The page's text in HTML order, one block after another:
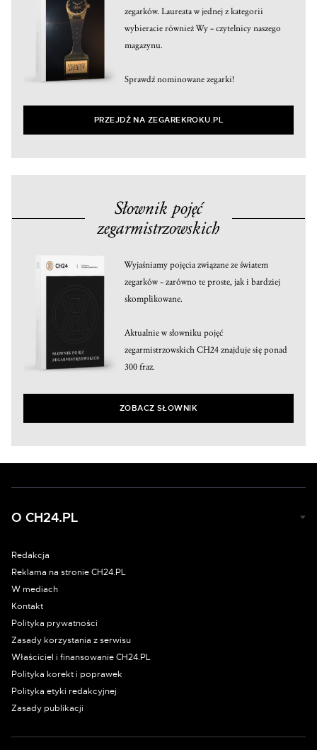
zegarków. Laureata w jednej z kategorii
wybieracie również Wy – czytelnicy naszego
magazynu.
Sprawdź nominowane zegarki!
PRZEJDŹ NA ZEGAREKROKU.PL
Słownik pojęć
zegarmistrzowskich
Wyjaśniamy pojęcia związane ze światem
zegarków – zarówno te proste, jak i bardziej
skomplikowane.
Aktualnie w słowniku pojęć
zegarmistrzowskich CH24 znajduje się ponad
300 fraz.
ZOBACZ SŁOWNIK
O CH24.PL
Redakcja
Reklama na stronie CH24.PL
W mediach
Kontakt
Polityka prywatności
Zasady korzystania z serwisu
Właściciel i finansowanie CH24.PL
Polityka korekt i poprawek
Polityka etyki redakcyjnej
Zasady publikacji